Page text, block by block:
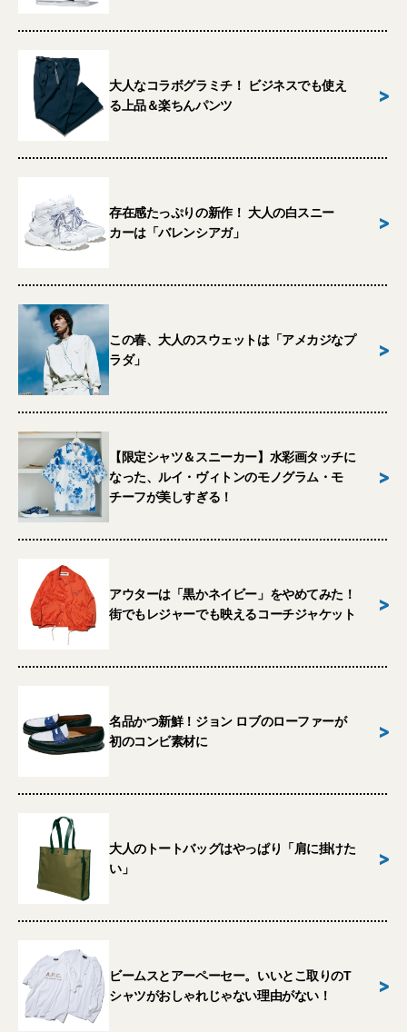
大人なコラボグラミチ！ ビジネスでも使え
る上品＆楽ちんパンツ
>
存在感たっぷりの新作！ 大人の白スニー
カーは「バレンシアガ」
>
この春、大人のスウェットは「アメカジなプ
ラダ」
>
【限定シャツ＆スニーカー】水彩画タッチに
なった、ルイ・ヴィトンのモノグラム・モ
チーフが美しすぎる！
>
アウターは「黒かネイビー」をやめてみた！
街でもレジャーでも映えるコーチジャケット
>
名品かつ新鮮！ジョン ロブのローファーが
初のコンビ素材に
>
大人のトートバッグはやっぱり「肩に掛けた
い」
>
ビームスとアーペーセー。いいとこ取りのT
シャツがおしゃれじゃない理由がない！
>